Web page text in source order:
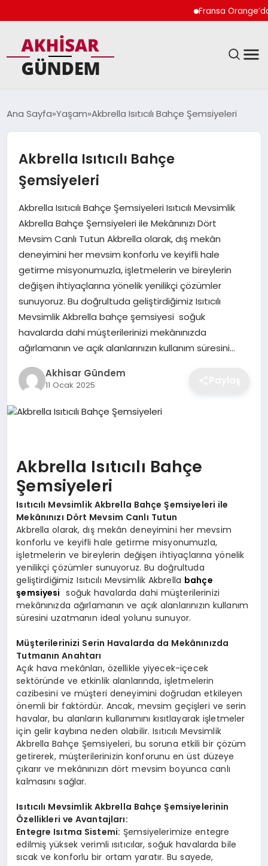
Fransa Orange’da
DÜNYA
EKONOMI
TEKNOLOJI
YAŞAM
Ana Sayfa Yaşam Akbrella Isıtıcılı Bahçe Şemsiyeleri
Akbrella Isıtıcılı Bahçe
Şemsiyeleri
Akbrella Isıtıcılı Bahçe Şemsiyeleri Isıtıcılı Mevsimlik
Akbrella Bahçe Şemsiyeleri ile Mekânınızı Dört
Mevsim Canlı Tutun Akbrella olarak, dış mekân
deneyimini her mevsim konforlu ve keyifli hale
getirme misyonumuzla, işletmelerin ve bireylerin
değişen ihtiyaçlarına yönelik yenilikçi çözümler
sunuyoruz. Bu doğrultuda geliştirdiğimiz Isıtıcılı
Mevsimlik Akbrella bahçe şemsiyesi soğuk
havalarda dahi müşterilerinizi mekânınızda
ağırlamanın ve açık alanlarınızın kullanım süresini…
Akhisar Gündem
11 Ocak 2025
Akbrella Isıtıcılı Bahçe
Şemsiyeleri
Isıtıcılı Mevsimlik Akbrella Bahçe Şemsiyeleri ile
Mekânınızı Dört Mevsim Canlı Tutun
Akbrella olarak, dış mekân deneyimini her mevsim
konforlu ve keyifli hale getirme misyonumuzla,
işletmelerin ve bireylerin değişen ihtiyaçlarına yönelik
yenilikçi çözümler sunuyoruz. Bu doğrultuda
geliştirdiğimiz Isıtıcılı Mevsimlik Akbrella bahçe
şemsiyesi soğuk havalarda dahi müşterilerinizi
mekânınızda ağırlamanın ve açık alanlarınızın kullanım
süresini uzatmanın ideal yolunu sunuyor.
Müşterilerinizi Serin Havalarda da Mekânınızda
Tutmanın Anahtarı
Açık hava mekânları, özellikle yiyecek-içecek
sektöründe ve etkinlik alanlarında, işletmelerin
cazibesini ve müşteri deneyimini doğrudan etkileyen
önemli bir faktördür. Ancak, mevsim geçişleri ve serin
havalar, bu alanların kullanımını kısıtlayarak işletmeler
için gelir kaybına neden olabilir. Isıtıcılı Mevsimlik
Akbrella Bahçe Şemsiyeleri, bu soruna etkili bir çözüm
getirerek, müşterilerinizin konforunu en üst düzeye
çıkarır ve mekânınızın dört mevsim boyunca canlı
kalmasını sağlar.
Isıtıcılı Mevsimlik Akbrella Bahçe Şemsiyelerinin
Özellikleri ve Avantajları:
Entegre Isıtma Sistemi: Şemsiyelerimize entegre
edilmiş yüksek verimli ısıtıcılar, soğuk havalarda bile
sıcak ve konforlu bir ortam yaratır. Bu sayede,